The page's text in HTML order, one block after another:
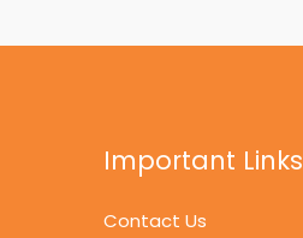
Important Links
Contact Us